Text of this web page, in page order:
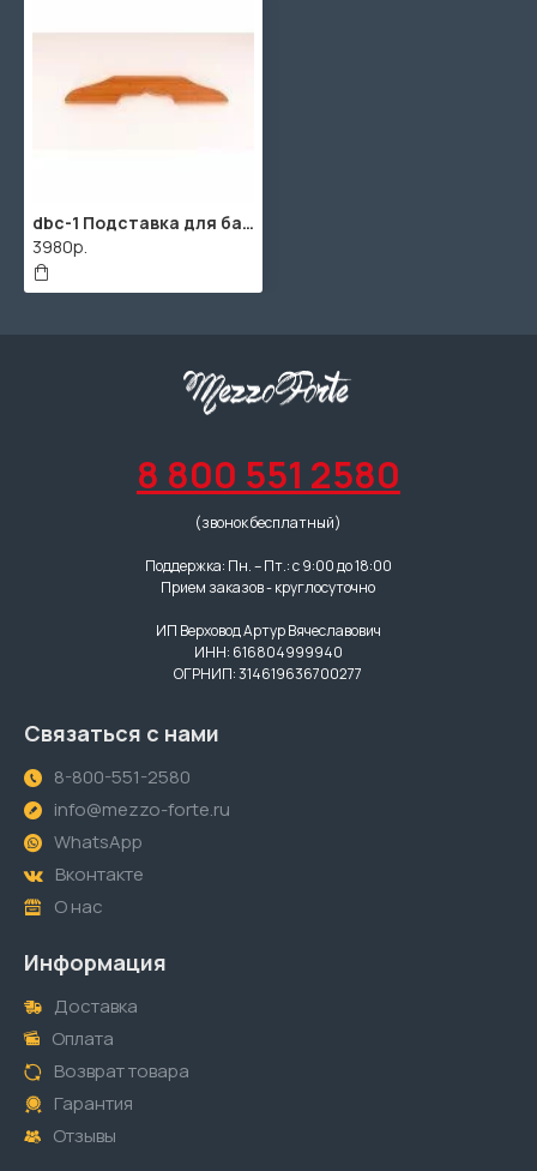
dbc-1 Подставка для балалайки контрабас, палисандр, Doff
3980р.
8 800 551 2580
(звонок бесплатный)
Поддержка: Пн. – Пт.: с 9:00 до 18:00
Прием заказов - круглосуточно
ИП Верховод Артур Вячеславович
ИНН: 616804999940
ОГРНИП: 314619636700277
Связаться с нами
8-800-551-2580
info@mezzo-forte.ru
WhatsApp
Вконтакте
О нас
Информация
Доставка
Оплата
Возврат товара
Гарантия
Отзывы